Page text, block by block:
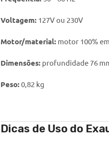
Voltagem: 127V ou 230V
Motor/material: motor 100%
Dimensões: profundidade 76
Peso:0,82 kg
Dicas de Uso do